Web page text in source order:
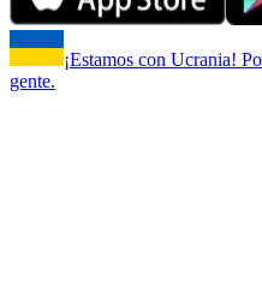
¡Estamos con Ucrania!
gente.